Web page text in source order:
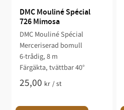
DMC Mouliné Spécial
726 Mimosa
DMC Mouliné Spécial
Merceriserad bomull
6-trådig, 8 m
Färgäkta, tvättbar 40°
25,00 kr /st